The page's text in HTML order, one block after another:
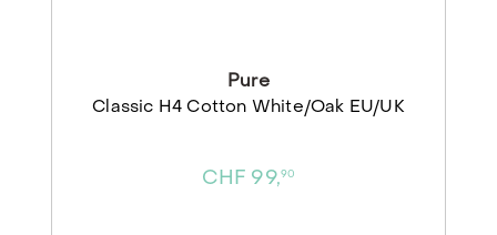
Pure
Classic H4 Cotton White/Oak EU/UK
CHF 99,90